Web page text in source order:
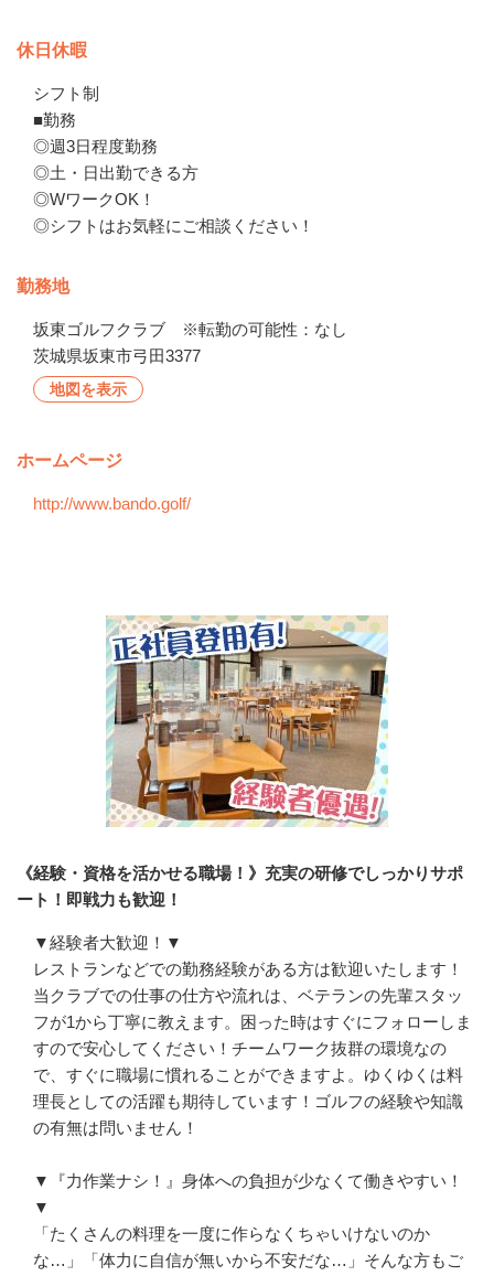
休日休暇
シフト制
■勤務
◎週3日程度勤務
◎土・日出勤できる方
◎WワークOK！
◎シフトはお気軽にご相談ください！
勤務地
坂東ゴルフクラブ　※転勤の可能性：なし
茨城県坂東市弓田3377
地図を表示
ホームページ
http://www.bando.golf/
《経験・資格を活かせる職場！》充実の研修でしっかりサポ
ート！即戦力も歓迎！
▼経験者大歓迎！▼
レストランなどでの勤務経験がある方は歓迎いたします！
当クラブでの仕事の仕方や流れは、ベテランの先輩スタッ
フが1から丁寧に教えます。困った時はすぐにフォローしま
すので安心してください！チームワーク抜群の環境なの
で、すぐに職場に慣れることができますよ。ゆくゆくは料
理長としての活躍も期待しています！ゴルフの経験や知識
の有無は問いません！
▼『力作業ナシ！』身体への負担が少なくて働きやすい！
▼
「たくさんの料理を一度に作らなくちゃいけないのか
な…」「体力に自信が無いから不安だな…」そんな方もご